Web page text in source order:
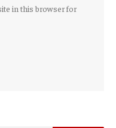
in this browser for